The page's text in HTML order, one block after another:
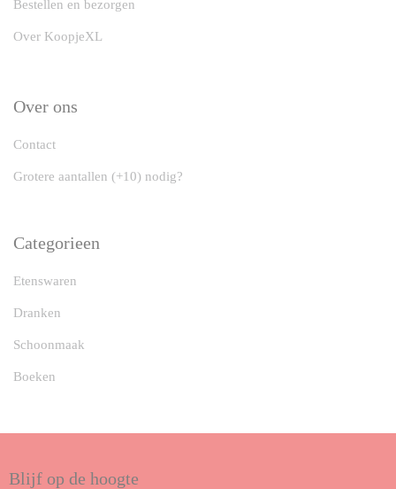
Bestellen en bezorgen
Over KoopjeXL
Over ons
Contact
Grotere aantallen (+10) nodig?
Categorieen
Etenswaren
Dranken
Schoonmaak
Boeken
Blijf op de hoogte